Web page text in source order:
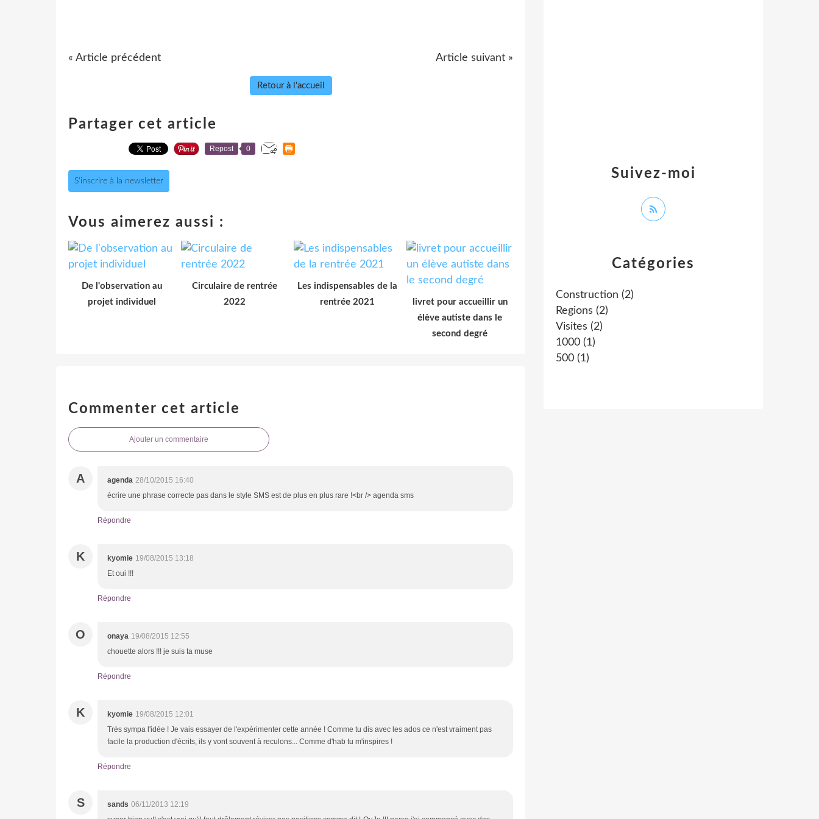
« Article précédent Article suivant »
Retour à l'accueil
Partager cet article
Repost 0
S'inscrire à la newsletter
Vous aimerez aussi :
De l'observation au
projet individuel
Circulaire de rentrée
2022
Les indispensables de la
rentrée 2021
livret pour accueillir un
élève autiste dans le
second degré
Commenter cet article
Ajouter un commentaire
A agenda 28/10/2015 16:40
écrire une phrase correcte pas dans le style SMS est de plus en plus rare !<br /> agenda sms
Répondre
K kyomie 19/08/2015 13:18
Et oui !!!
Répondre
O onaya 19/08/2015 12:55
chouette alors !!! je suis ta muse
Répondre
K kyomie 19/08/2015 12:01
Très sympa l'idée ! Je vais essayer de l'expérimenter cette année ! Comme tu dis avec les ados ce n'est vraiment pas
facile la production d'écrits, ils y vont souvent à reculons... Comme d'hab tu m'inspires !
Répondre
S sands 06/11/2013 12:19
Catégories
Construction (2)
Regions (2)
Visites (2)
1000 (1)
500 (1)
Suivez-moi